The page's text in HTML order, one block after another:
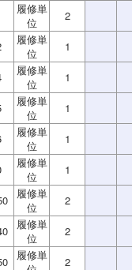
履修単
位
2
履修単
位
1
履修単
位
1
履修単
位
1
履修単
位
1
履修単
位
1
履修単
位
2
履修単
位
2
履修単
2